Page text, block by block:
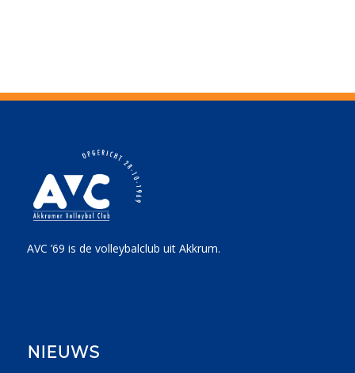
AVC ’69 is de volleybalclub uit Akkrum.
NIEUWS